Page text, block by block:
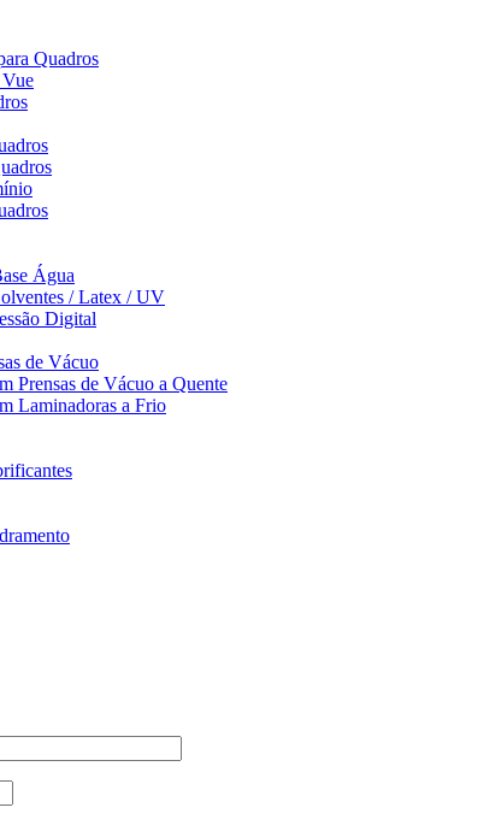
Quadros
Água
/ Latex / UV
Digital
de Vácuo
Prensas de Vácuo a Quente
Laminadoras a Frio